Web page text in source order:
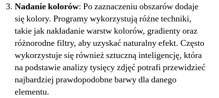
Nadanie kolorów: Po zaznaczeniu obszarów dodaje
się kolory. Programy wykorzystują różne techniki,
takie jak nakładanie warstw kolorów, gradienty oraz
różnorodne filtry, aby uzyskać naturalny efekt. Często
wykorzystuje się również sztuczną inteligencję, która
na podstawie analizy tysięcy zdjęć potrafi przewidzieć
najbardziej prawdopodobne barwy dla danego
elementu.